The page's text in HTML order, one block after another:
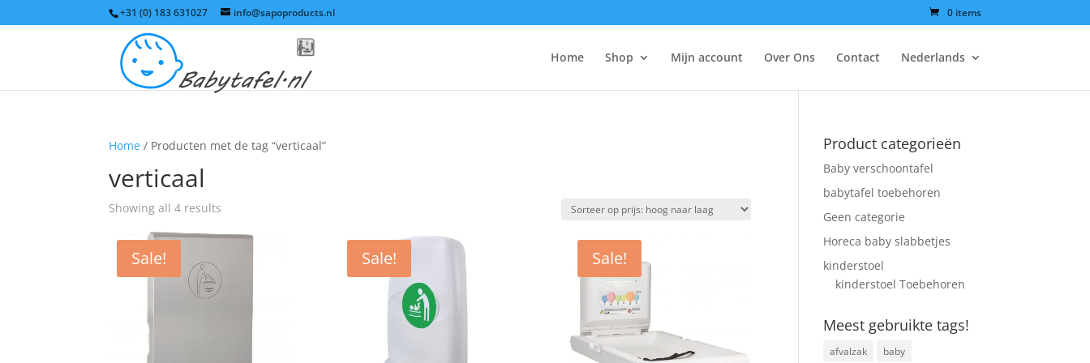
+31 (0) 183 631027 info@sapoproducts.nl 0 items
Home Shop Mijn account Over Ons Contact Nederlands
Home / Producten met de tag “verticaal”
verticaal
Showing all 4 results
to
Sale! Sale! Sale!
Product categorieën
Baby verschoontafel
babytafel toebehoren
Geen categorie
Horeca baby slabbetjes
kinderstoel
kinderstoel Toebehoren
Meest gebruikte tags!
afvalzak
baby